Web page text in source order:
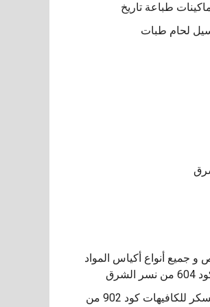
طباعة تاريخ
لحام طبات
و جميع أنواع أكياس المواد
مشروع تعبئة وتغليف السكر للكافيهات كود 902 من